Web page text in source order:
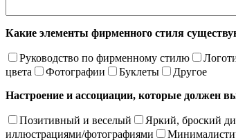
Какие элементы фирменного стиля
Руководство по фирменному стилю
цвета
Фотографии Буклеты
Другое
Настроение и ассоциации, которые должен
Позитивный и веселый Яркий, броский
иллюстрациями/фотографиями